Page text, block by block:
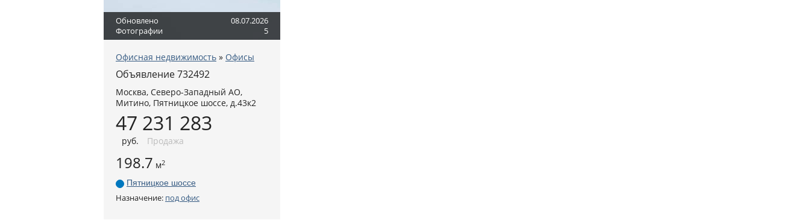
Обновлено
08.07.2026
Фотографии
5
Офисная недвижимость » Офисы
Объявление 732492
Москва, Северо-Западный АО,
Митино, Пятницкое шоссе, д.43к2
47 231 283
руб. Продажа
198.7 м2
Пятницкое шоссе
Назначение: под офис